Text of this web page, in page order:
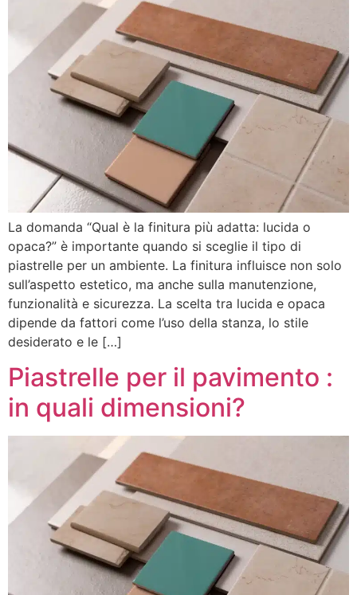
La domanda “Qual è la finitura più adatta: lucida o
opaca?” è importante quando si sceglie il tipo di
piastrelle per un ambiente. La finitura influisce non solo
sull’aspetto estetico, ma anche sulla manutenzione,
funzionalità e sicurezza. La scelta tra lucida e opaca
dipende da fattori come l’uso della stanza, lo stile
desiderato e le […]
Piastrelle per il pavimento :
in quali dimensioni?